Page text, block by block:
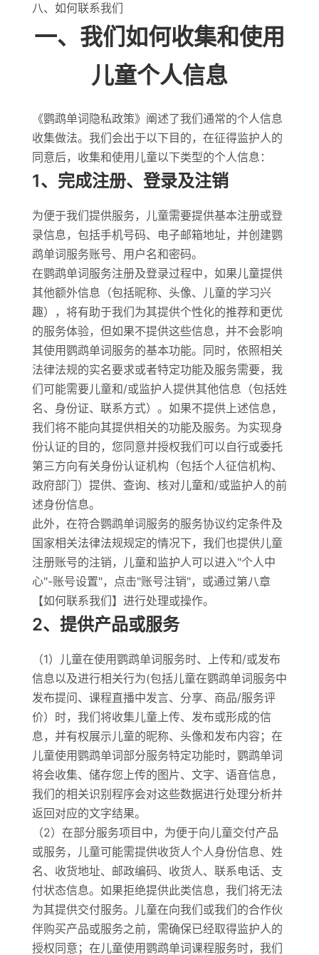
八、如何联系我们
一、我们如何收集和使用
儿童个人信息
《鹦鹉单词隐私政策》阐述了我们通常的个人信息
收集做法。我们会出于以下目的，在征得监护人的
同意后，收集和使用儿童以下类型的个人信息：
1、完成注册、登录及注销
为便于我们提供服务，儿童需要提供基本注册或登
录信息，包括手机号码、电子邮箱地址，并创建鹦
鹉单词服务账号、用户名和密码。
在鹦鹉单词服务注册及登录过程中，如果儿童提供
其他额外信息（包括昵称、头像、儿童的学习兴
趣），将有助于我们为其提供个性化的推荐和更优
的服务体验，但如果不提供这些信息，并不会影响
其使用鹦鹉单词服务的基本功能。同时，依照相关
法律法规的实名要求或者特定功能及服务需要，我
们可能需要儿童和/或监护人提供其他信息（包括姓
名、身份证、联系方式）。如果不提供上述信息，
我们将不能向其提供相关的功能及服务。为实现身
份认证的目的，您同意并授权我们可以自行或委托
第三方向有关身份认证机构（包括个人征信机构、
政府部门）提供、查询、核对儿童和/或监护人的前
述身份信息。
此外，在符合鹦鹉单词服务的服务协议约定条件及
国家相关法律法规规定的情况下，我们也提供儿童
注册账号的注销，儿童和监护人可以进入"个人中
心"-账号设置"，点击"账号注销"，或通过第八章
【如何联系我们】进行处理或操作。
2、提供产品或服务
（1）儿童在使用鹦鹉单词服务时、上传和/或发布
信息以及进行相关行为(包括儿童在鹦鹉单词服务中
发布提问、课程直播中发言、分享、商品/服务评
价）时，我们将收集儿童上传、发布或形成的信
息，并有权展示儿童的昵称、头像和发布内容；在
儿童使用鹦鹉单词部分服务特定功能时，鹦鹉单词
将会收集、储存您上传的图片、文字、语音信息，
我们的相关识别程序会对这些数据进行处理分析并
返回对应的文字结果。
（2）在部分服务项目中，为便于向儿童交付产品
或服务，儿童可能需提供收货人个人身份信息、姓
名、收货地址、邮政编码、收货人、联系电话、支
付状态信息。如果拒绝提供此类信息，我们将无法
为其提供交付服务。儿童在向我们或我们的合作伙
伴购买产品或服务之前，需确保已经取得监护人的
授权同意；在儿童使用鹦鹉单词课程服务时，我们